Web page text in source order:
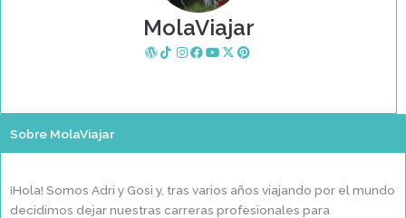
MolaViajar
Sobre MolaViajar
¡Hola! Somos Adri y Gosi y, tras varios años viajando por el mundo
decidimos dejar nuestras carreras profesionales para